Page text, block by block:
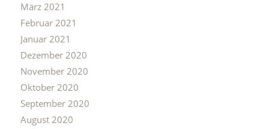
März 2021
Februar 2021
Januar 2021
Dezember 2020
November 2020
Oktober 2020
September 2020
August 2020